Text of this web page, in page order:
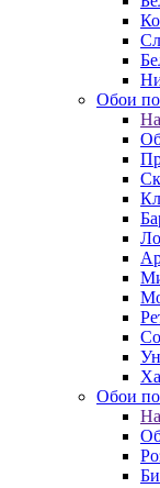
Обои
Обои